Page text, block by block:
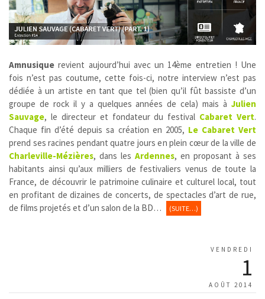
Amnusique revient aujourd’hui avec un 14ème entretien ! Une
fois n’est pas coutume, cette fois-ci, notre interview n’est pas
dédiée à un artiste en tant que tel (bien qu’il fût bassiste d’un
groupe de rock il y a quelques années de cela) mais à Julien
Sauvage, le directeur et fondateur du festival Cabaret Vert.
Chaque fin d’été depuis sa création en 2005, Le Cabaret Vert
prend ses racines pendant quatre jours en plein cœur de la ville de
Charleville-Mézières, dans les Ardennes, en proposant à ses
habitants ainsi qu’aux milliers de festivaliers venus de toute la
France, de découvrir le patrimoine culinaire et culturel local, tout
en profitant de dizaines de concerts, de spectacles d’art de rue,
de films projetés et d’un salon de la BD…
(SUITE…)
VENDREDI
1
AOÛT 2014